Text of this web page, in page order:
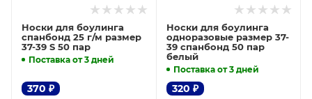
Носки для боулинга
спанбонд 25 г/м размер
37-39 S 50 пар
Поставка от 3 дней
370 ₽
Носки для боулинга
одноразовые размер 37-
39 спанбонд 50 пар
белый
Поставка от 3 дней
320 ₽